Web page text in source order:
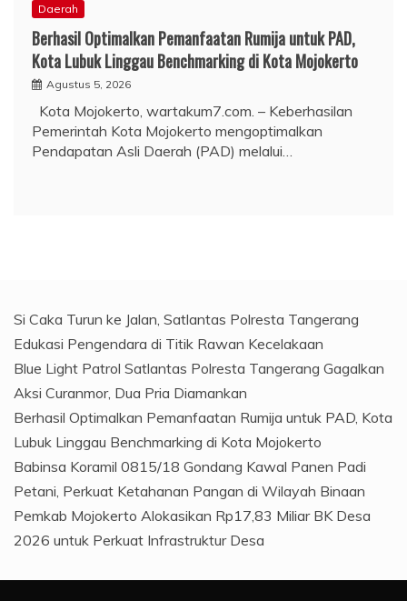
Daerah
Berhasil Optimalkan Pemanfaatan Rumija untuk PAD,
Kota Lubuk Linggau Benchmarking di Kota Mojokerto
Agustus 5, 2026
Kota Mojokerto, wartakum7.com. – Keberhasilan
Pemerintah Kota Mojokerto mengoptimalkan
Pendapatan Asli Daerah (PAD) melalui…
Si Caka Turun ke Jalan, Satlantas Polresta Tangerang
Edukasi Pengendara di Titik Rawan Kecelakaan
Blue Light Patrol Satlantas Polresta Tangerang Gagalkan
Aksi Curanmor, Dua Pria Diamankan
Berhasil Optimalkan Pemanfaatan Rumija untuk PAD, Kota
Lubuk Linggau Benchmarking di Kota Mojokerto
Babinsa Koramil 0815/18 Gondang Kawal Panen Padi
Petani, Perkuat Ketahanan Pangan di Wilayah Binaan
Pemkab Mojokerto Alokasikan Rp17,83 Miliar BK Desa
2026 untuk Perkuat Infrastruktur Desa